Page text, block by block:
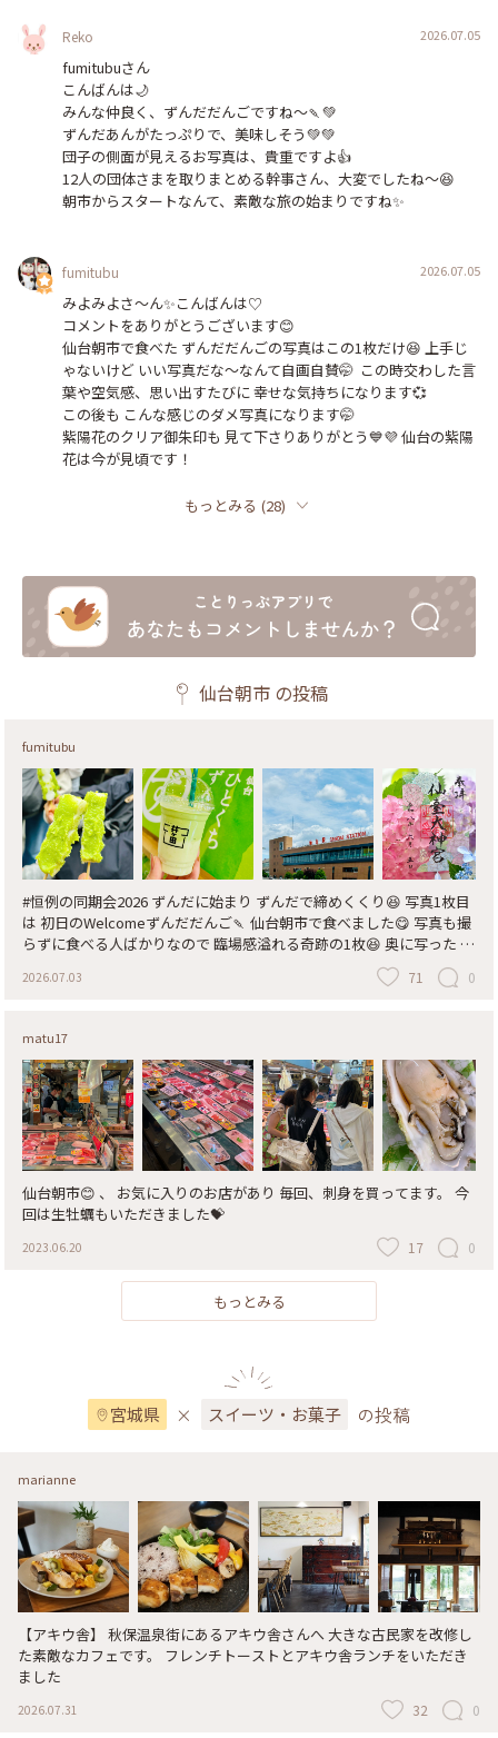
Reko 2026.07.05
fumitubuさん
こんばんは🌙
みんな仲良く、ずんだだんごですね～🍡💚
ずんだあんがたっぷりで、美味しそう💚💚
団子の側面が見えるお写真は、貴重ですよ👍
12人の団体さまを取りまとめる幹事さん、大変でしたね〜😆
fumitubu 2026.07.05
みよみよさ〜ん✨️こんばんは♡﻿
コメントをありがとうございます😊
仙台朝市で食べた ずんだだんごの写真はこの1枚だけ😆 上手じ
ゃないけど いい写真だな〜なんて自画自賛🤭  この時交わした言
葉や空気感、思い出すたびに 幸せな気持ちになります💞
この後も こんな感じのダメ写真になります🤭
紫陽花のクリア御朱印も 見て下さりありがとう💙💜 仙台の紫陽
花は今が見頃です！
もっとみる (28)
仙台朝市 の投稿
fumitubu
#恒例の同期会2026 ずんだに始まり ずんだで締めくくり😆 写真1枚目
は 初日のWelcomeずんだだんご🍡 仙台朝市で食べました😋 写真も撮
らずに食べる人ばかりなので 臨場感溢れる奇跡の1枚😆 奥に写った お
っぷり！ 写真２枚目は お見送り時のずんだシェイク💚 仙台駅構内
いていました💙 * 写真4枚目は 紫陽花が咲いたら こんなふうに撮りた
かったクリア御朱印💙💜 撮り直したのでここに載せておきます😁 * ス
ポットは花笠ずんだ本舗さんがある 仙台朝市にしています🎶 この後
は みんな大好きアレを食べに行きました🐮 つづく、 * #ことりっぷ宮
城 #ことりっぷ仙台 #ずんだだんご #仙台朝市 #花笠だんご本舗 #仙台
駅 #喜久水庵 #ずんだシェイク #クリア御朱印 #紫陽花 #今年も12人集
まりました #fumitubu #ふみつぶ〜ぬ #ずんだに夢中💚
2026.07.03 71 0
matu17
仙台朝市😊 、 お気に入りのお店があり 毎回、刺身を買ってます。 今
回は生牡蠣もいただきました💝
2023.06.20 17 0
もっとみる
宮城県 × スイーツ・お菓子 の投稿
marianne
【アキウ舎】 秋保温泉街にあるアキウ舎さんへ 大きな古民家を改修し
た素敵なカフェです。 フレンチトーストとアキウ舎ランチをいただき
ました
2026.07.31 32 0